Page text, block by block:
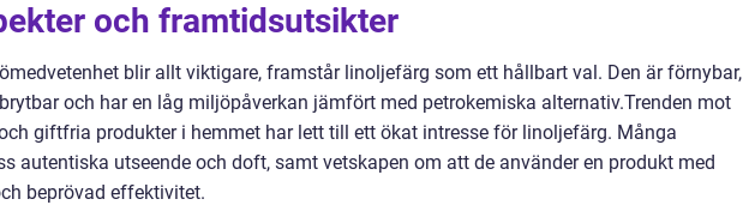
och framtidsutsikter
blir allt viktigare, framstår linoljefärg som ett hållbart val. Den är förnybar,
och har en låg miljöpåverkan jämfört med petrokemiska alternativ.Trenden mot
giftfria produkter i hemmet har lett till ett ökat intresse för linoljefärg. Många
autentiska utseende och doft, samt vetskapen om att de använder en produkt med
beprövad effektivitet.